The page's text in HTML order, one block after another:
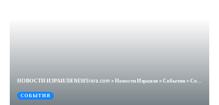
НОВОСТИ ИЗРАИЛЯ NEWSisra.com >Новости Израиля>События>Согласно арабским источникам, минимум 2 террориста ликвидированы при второй атаке БПЛА
СОБЫТИЯ